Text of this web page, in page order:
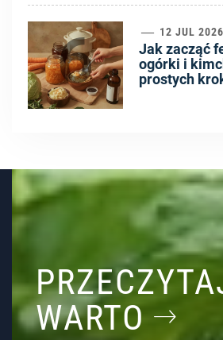
6 12 JUL 2026
Jak zacząć
ogórki i
prostych
WARTO